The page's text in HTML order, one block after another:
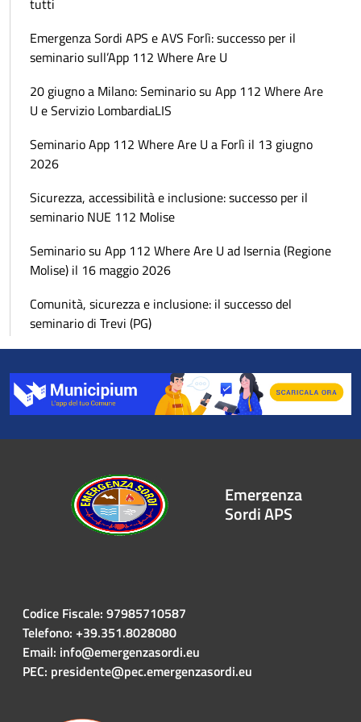
Emergenza Sordi APS e AVS Forlì: successo per il
seminario sull’App 112 Where Are U
20 giugno a Milano: Seminario su App 112 Where Are
U e Servizio LombardiaLIS
Seminario App 112 Where Are U a Forlì il 13 giugno
2026
Sicurezza, accessibilità e inclusione: successo per il
seminario NUE 112 Molise
Seminario su App 112 Where Are U ad Isernia (Regione
Molise) il 16 maggio 2026
Comunità, sicurezza e inclusione: il successo del
seminario di Trevi (PG)
Emergenza
Sordi APS
Codice Fiscale: 97985710587
Telefono: +39.351.8028080
Email: info@emergenzasordi.eu
PEC: presidente@pec.emergenzasordi.eu